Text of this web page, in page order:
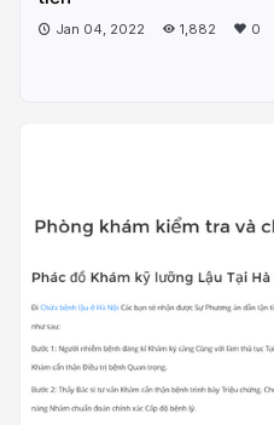
Jan 04, 2022 1,882 0